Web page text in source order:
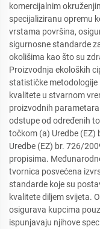
komercijalnim
specijaliziranu opremu
vrstama površina,
sigurnosne standarde
okolišima kao što su
Proizvodnja ekoloških
statističke metodologije
kvalitete u stvarnom
proizvodnih
odstupe od određenih
točkom (a) Uredbe (EZ)
Uredbe (EZ) br. 726/
propisima.
tvornica posvećena
standarde koje su
kvalitete diljem svijeta.
osigurava kupcima
ispunjavaju njihove